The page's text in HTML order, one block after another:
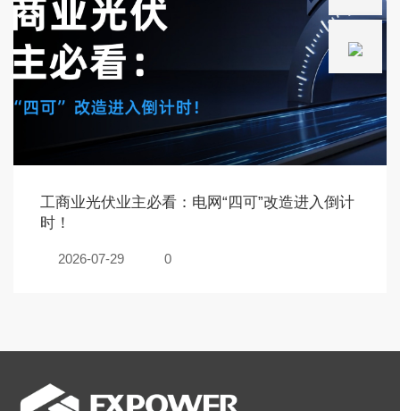
工商业光伏业主必看：电网“四可”改造进入倒计
时！
2026-07-29 0